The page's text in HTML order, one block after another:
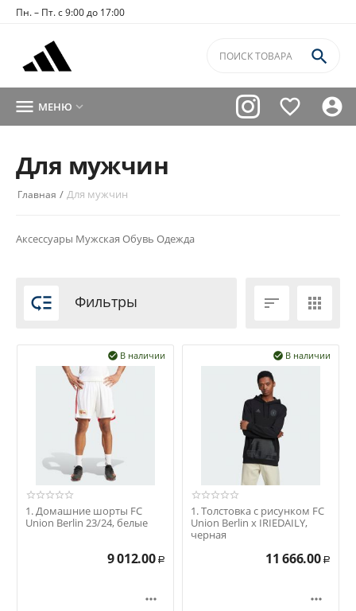
Пн. – Пт. с 9:00 до 17:00



 МЕНЮ 
Для мужчин
Главная / Для мужчин
Аксессуары Мужская Обувь Одежда
 Фильтры  
В наличии

1. Домашние шорты FC
Union Berlin 23/24, белые
9 012.00 Р

В наличии

1. Толстовка с рисунком FC
Union Berlin x IRIEDAILY,
черная
11 666.00 Р
